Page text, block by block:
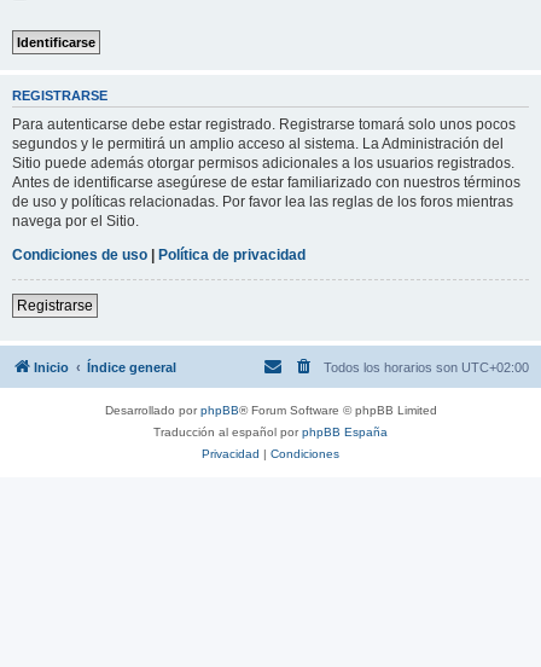
REGISTRARSE
Para autenticarse debe estar registrado. Registrarse tomará solo unos pocos
segundos y le permitirá un amplio acceso al sistema. La Administración del
Sitio puede además otorgar permisos adicionales a los usuarios registrados.
Antes de identificarse asegúrese de estar familiarizado con nuestros términos
de uso y políticas relacionadas. Por favor lea las reglas de los foros mientras
navega por el Sitio.
Condiciones de uso | Política de privacidad
Registrarse
Inicio Índice general Todos los horarios son UTC+02:00
Desarrollado porphpBB® Forum Software © phpBB Limited
Traducción al español porphpBB España
Privacidad | Condiciones